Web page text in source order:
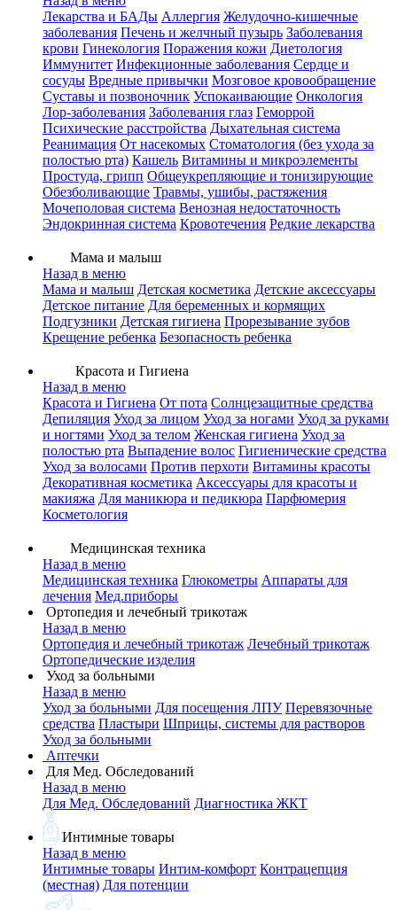
Лекарства и БАДы Аллергия Желудочно-кишечные
заболевания Печень и желчный пузырь Заболевания
крови Гинекология Поражения кожи Диетология
Иммунитет Инфекционные заболевания Сердце и
сосуды Вредные привычки Мозговое кровообращение
Суставы и позвоночник Успокаивающие Онкология
Лор-заболевания Заболевания глаз Геморрой
Психические расстройства Дыхательная система
Реанимация От насекомых Стоматология (без ухода за
полостью рта) Кашель Витамины и микроэлементы
Простуда, грипп Общеукрепляющие и тонизирующие
Обезболивающие Травмы, ушибы, растяжения
Мочеполовая система Венозная недостаточность
Эндокринная система Кровотечения Редкие лекарства
Мама и малыш
Назад в меню
Мама и малыш Детская косметика Детские аксессуары
Детское питание Для беременных и кормящих
Подгузники Детская гигиена Прорезывание зубов
Крещение ребенка Безопасность ребенка
Красота и Гигиена
Назад в меню
Красота и Гигиена От пота Солнцезащитные средства
Депиляция Уход за лицом Уход за ногами Уход за руками
и ногтями Уход за телом Женская гигиена Уход за
полостью рта Выпадение волос Гигиенические средства
Уход за волосами Против перхоти Витамины красоты
Декоративная косметика Аксессуары для красоты и
макияжа Для маникюра и педикюра Парфюмерия
Косметология
Медицинская техника
Назад в меню
Медицинская техника Глюкометры Аппараты для
лечения Мед.приборы
Ортопедия и лечебный трикотаж
Назад в меню
Ортопедия и лечебный трикотаж Лечебный трикотаж
Ортопедические изделия
Уход за больными
Назад в меню
Уход за больными Для посещения ЛПУ Перевязочные
средства Пластыри Шприцы, системы для растворов
Уход за больными
Аптечки
Для Мед. Обследований
Назад в меню
Для Мед. Обследований Диагностика ЖКТ
Интимные товары
Назад в меню
Интимные товары Интим-комфорт Контрацепция
(местная) Для потенции